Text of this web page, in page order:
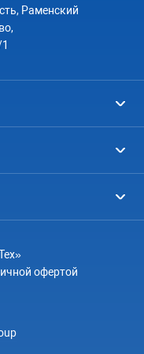
Раменский
офертой